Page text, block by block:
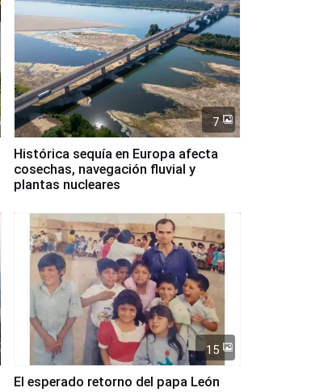
7
Histórica sequía en Europa afecta
cosechas, navegación fluvial y
plantas nucleares
15
El esperado retorno del papa León